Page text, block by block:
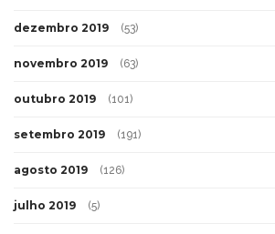
dezembro 2019 (53)
novembro 2019 (63)
outubro 2019 (101)
setembro 2019 (191)
agosto 2019 (126)
julho 2019 (5)